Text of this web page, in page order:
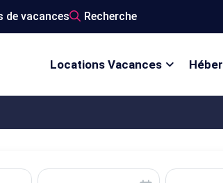
de vacances Recherche
Locations Vacances